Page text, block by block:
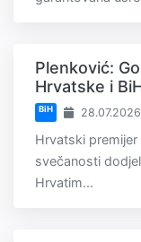
Plenković:
Hrvatske i
BiH
Hrvatski
svečanosti
Hrvatim...